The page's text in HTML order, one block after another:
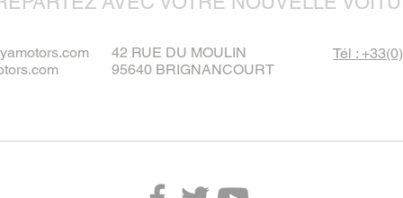
42 RUE DU MOULIN
95640 BRIGNANCOURT
Tél :